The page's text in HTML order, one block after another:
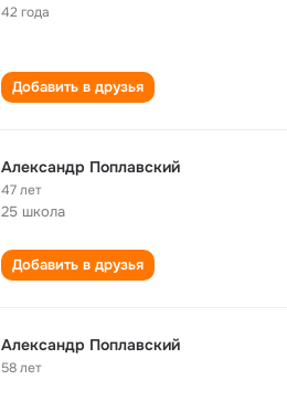
42 года
Добавить в друзья
Александр Поплавский
47 лет
25 школа
Добавить в друзья
Александр Поплавский
58 лет